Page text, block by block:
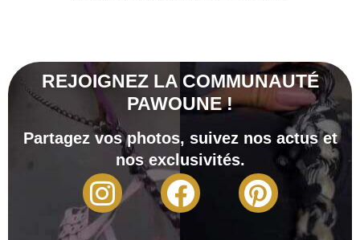
REJOIGNEZ LA COMMUNAUTÉ
PAWOUNE !
Partagez vos photos, suivez nos actus et
nos exclusivités.